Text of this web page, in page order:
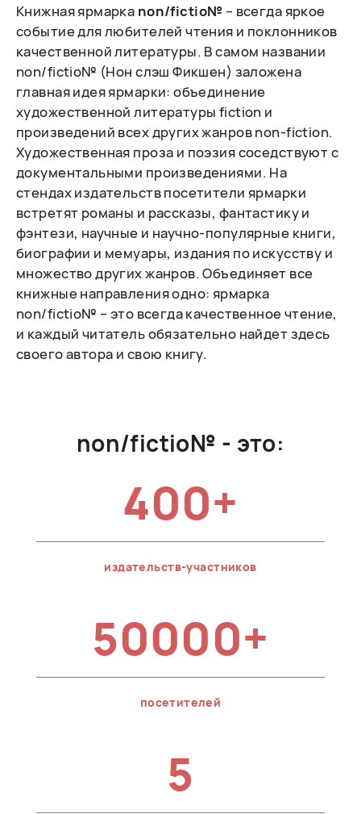
Книжная ярмарка non/fictio№ – всегда яркое
событие для любителей чтения и поклонников
качественной литературы. В самом названии
non/fictio№ (Нон слэш Фикшен) заложена
главная идея ярмарки: объединение
художественной литературы fiction и
произведений всех других жанров non-fiction.
Художественная проза и поэзия соседствуют с
документальными произведениями. На
стендах издательств посетители ярмарки
встретят романы и рассказы, фантастику и
фэнтези, научные и научно-популярные книги,
биографии и мемуары, издания по искусству и
множество других жанров. Объединяет все
книжные направления одно: ярмарка
non/fictio№ – это всегда качественное чтение,
и каждый читатель обязательно найдет здесь
своего автора и свою книгу.
non/fictio№ - это:
400+
издательств-участников
50000+
посетителей
5